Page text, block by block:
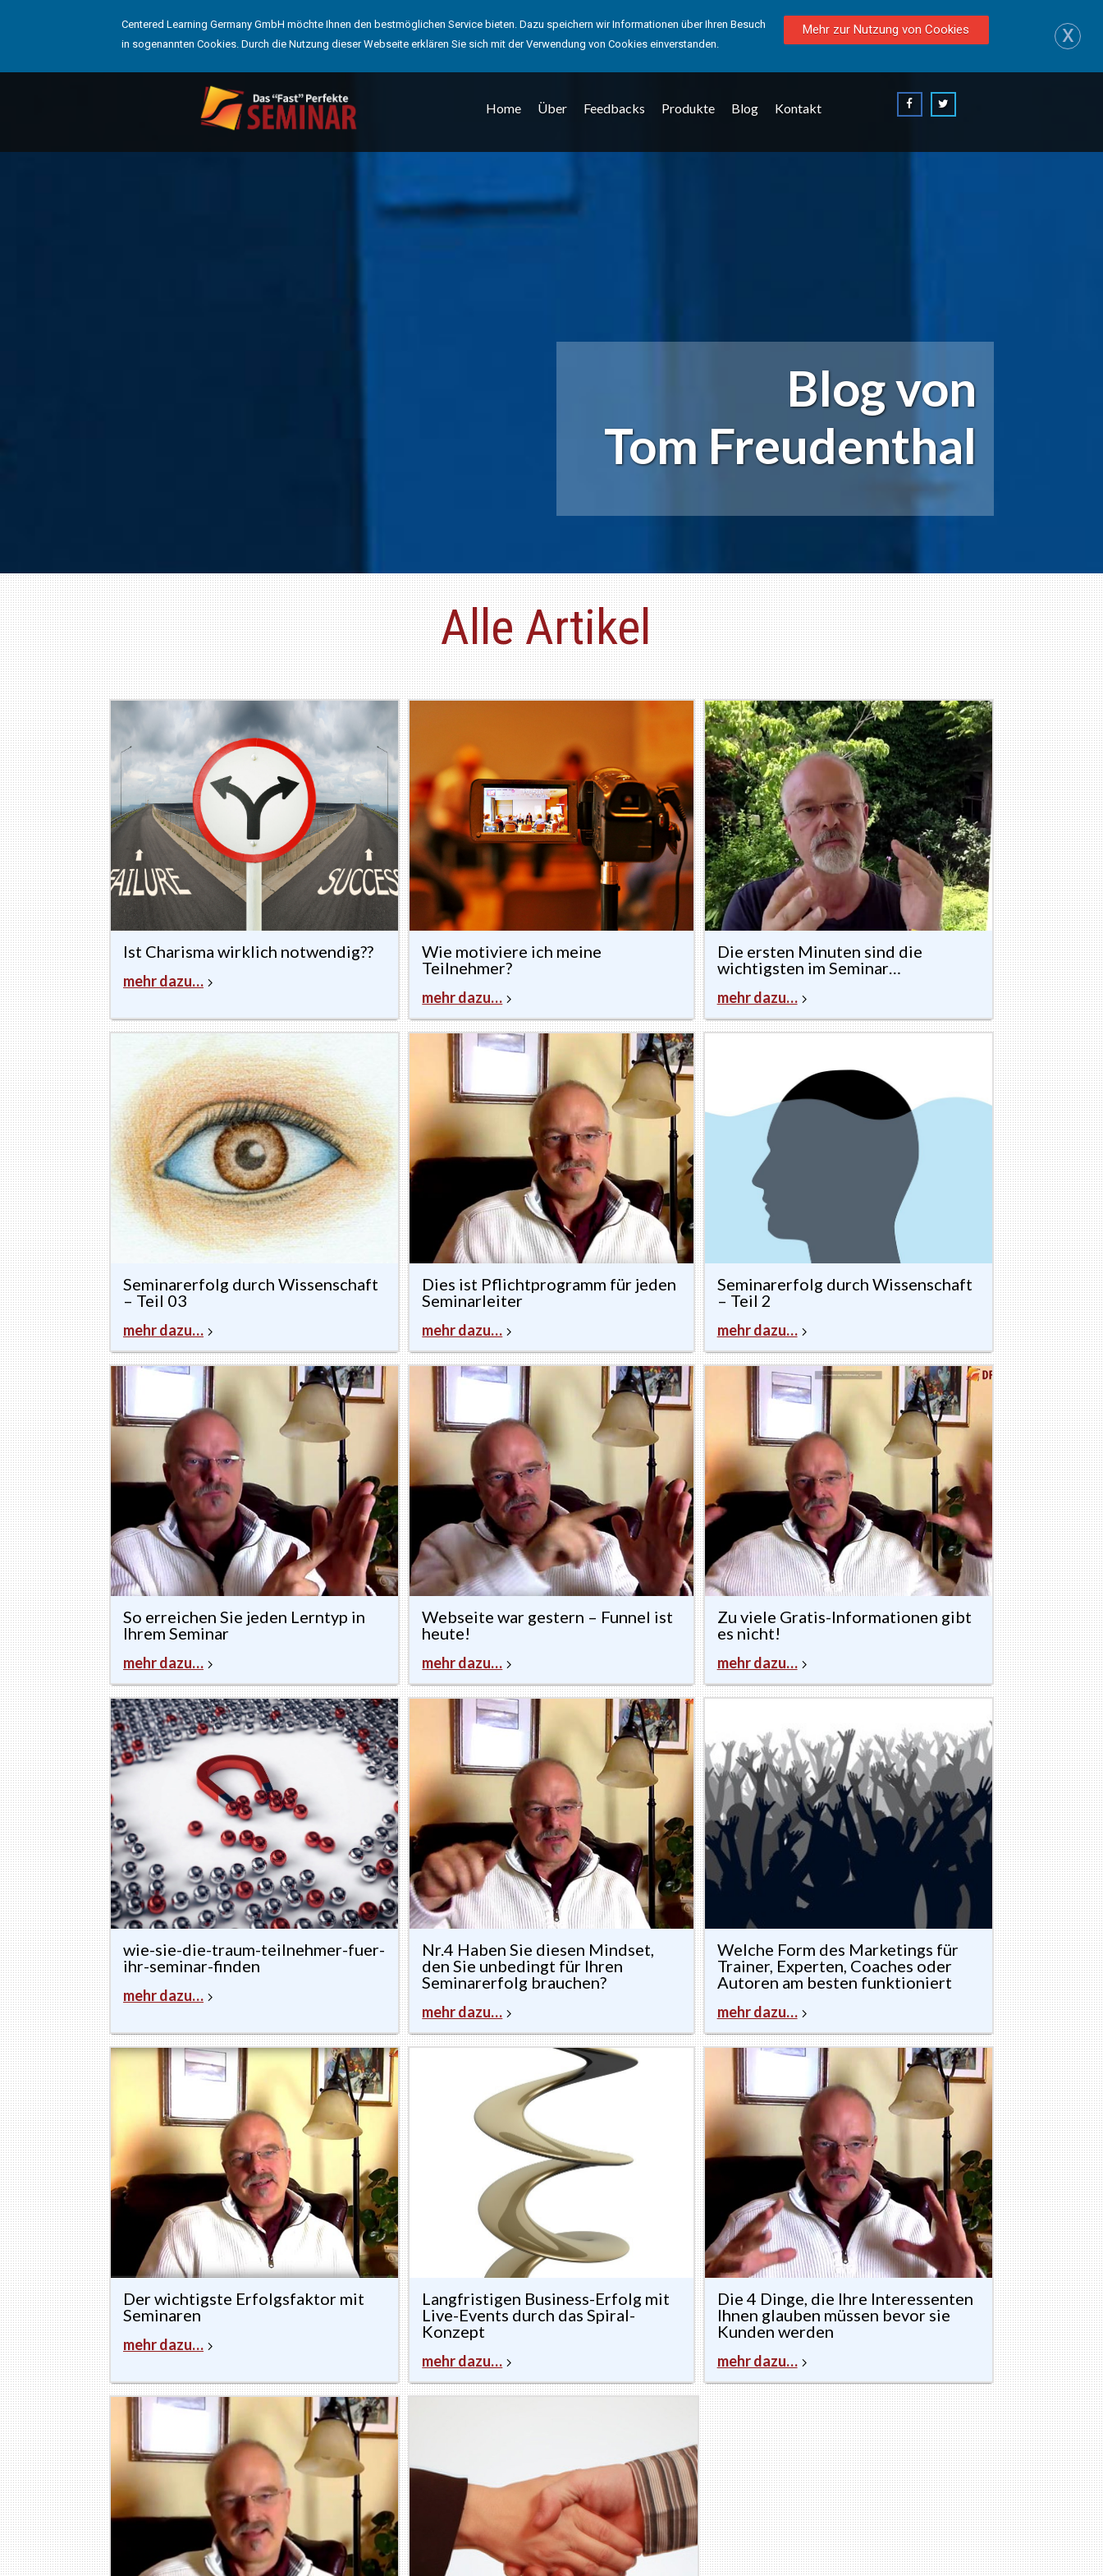
Home Über Feedbacks Produkte Blog Kontakt
Blog von
Tom Freudenthal
Alle Artikel
Ist Charisma wirklich notwendig??
mehr dazu…
Wie motiviere ich meine
Teilnehmer?
mehr dazu…
Die ersten Minuten sind die
wichtigsten im Seminar…
mehr dazu…
Seminarerfolg durch Wissenschaft
– Teil 03
mehr dazu…
Dies ist Pflichtprogramm für jeden
Seminarleiter
mehr dazu…
Seminarerfolg durch Wissenschaft
– Teil 2
mehr dazu…
So erreichen Sie jeden Lerntyp in
Ihrem Seminar
mehr dazu…
Webseite war gestern – Funnel ist
heute!
mehr dazu…
Zu viele Gratis-Informationen gibt
es nicht!
mehr dazu…
wie-sie-die-traum-teilnehmer-fuer-
ihr-seminar-finden
mehr dazu…
Nr.4 Haben Sie diesen Mindset,
den Sie unbedingt für Ihren
Seminarerfolg brauchen?
mehr dazu…
Welche Form des Marketings für
Trainer, Experten, Coaches oder
Autoren am besten funktioniert
mehr dazu…
Der wichtigste Erfolgsfaktor mit
Seminaren
mehr dazu…
Langfristigen Business-Erfolg mit
Live-Events durch das Spiral-
Konzept
mehr dazu…
Die 4 Dinge, die Ihre Interessenten
Ihnen glauben müssen bevor sie
Kunden werden
mehr dazu…
Centered Learning Germany GmbH möchte Ihnen den bestmöglichen Service bieten. Dazu speichern wir Informationen über Ihren Besuch
in sogenannten Cookies. Durch die Nutzung dieser Webseite erklären Sie sich mit der Verwendung von Cookies einverstanden.
Mehr zur Nutzung von Cookies x